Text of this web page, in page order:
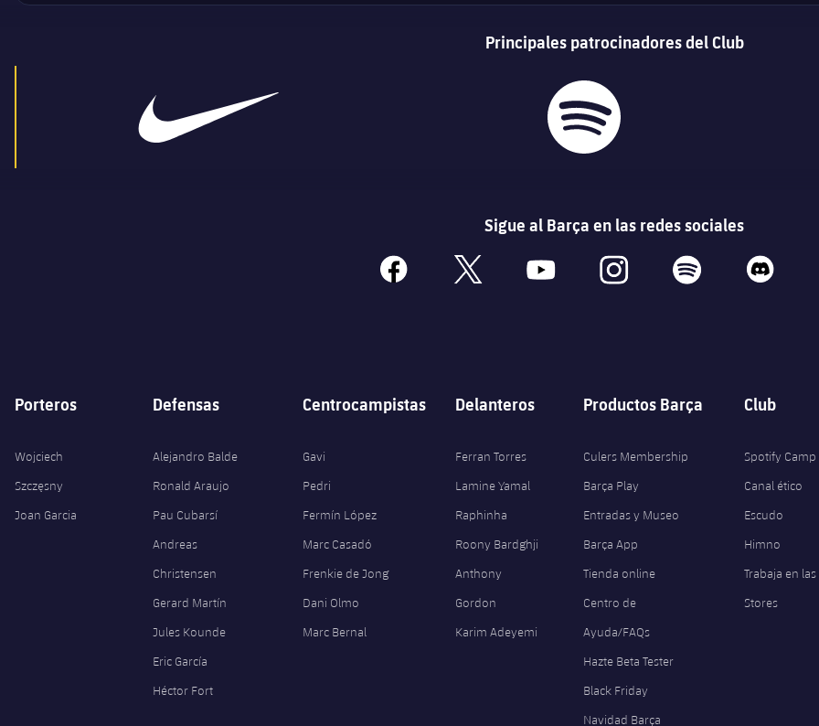
Principales patrocinadores del Club
Sigue al Barça en las redes sociales
facebook x youtube instagram spotify discord
Porteros
Wojciech
Szczęsny
Joan Garcia
Defensas
Alejandro Balde
Ronald Araujo
Pau Cubarsí
Andreas
Christensen
Gerard Martín
Jules Kounde
Eric García
Héctor Fort
Centrocampistas
Gavi
Pedri
Fermín López
Marc Casadó
Frenkie de Jong
Dani Olmo
Marc Bernal
Delanteros
Ferran Torres
Lamine Yamal
Raphinha
Roony Bardghji
Anthony
Gordon
Karim Adeyemi
Productos Barça
Culers Membership
Barça Play
Entradas y Museo
Barça App
Tienda online
Centro de
Ayuda/FAQs
Hazte Beta Tester
Black Friday
Navidad Barça
Club
Spotify Camp
Canal ético
Escudo
Himno
Trabaja en las
Stores